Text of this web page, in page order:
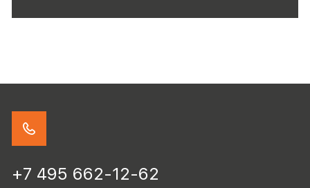
+7 495 662-12-62